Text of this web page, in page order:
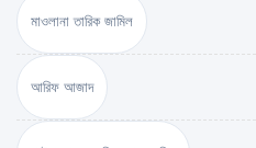
মাওলানা তারিক জামিল
আরিফ আজাদ